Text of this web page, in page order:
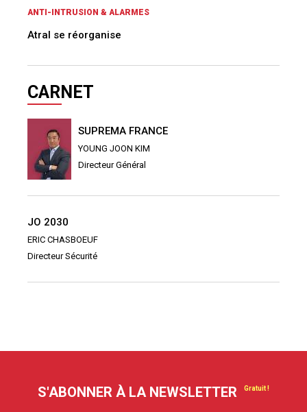
ANTI-INTRUSION & ALARMES
Atral se réorganise
CARNET
SUPREMA FRANCE
YOUNG JOON KIM
Directeur Général
JO 2030
ERIC CHASBOEUF
Directeur Sécurité
S'ABONNER À LA NEWSLETTER